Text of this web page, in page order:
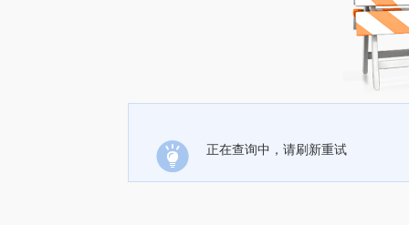
正在查询中，请刷新重试